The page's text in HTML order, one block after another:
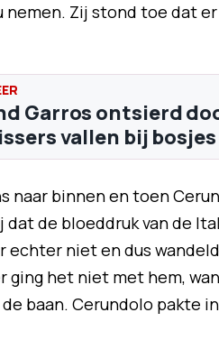
Zij stond toe dat
Garros ontsierd
vallen bij
naar binnen en toen
dat de bloeddruk van de
echter niet en dus
ging het niet met hem,
baan. Cerundolo pakte